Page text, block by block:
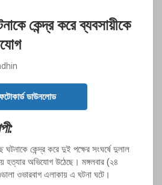
কেন্দ্র করে ব্যবসায়ীকে
ডাউনলোড
ঘটনাকে কেন্দ্র করে দুই পক্ষের সংঘর্ষে দুলাল
হত্যার অভিযোগ উঠেছে। মঙ্গলবার (২৪
ওভারবাগ এলাকায় এ ঘটনা ঘটে।